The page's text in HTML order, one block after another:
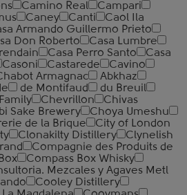
Camino Real
Campari
Caney Canti
Caol Ila
Armando Guillermo Prieto
Don Roberto
Casa Lumbre
Casa Perro Santo
Casa
Casoni Castarede
Cavino
Armagnac
Abkhaz
de Montifaud
du Breuil
Chevrillon
Chivas
Sake Brewery
Choya Umeshu
de la Brique
City of London
Clonakilty Distillery
Clynelish
Compagnie des Produits de
Compass Box Whisky
Mezcales y Agaves Metl
Cooley Distillery